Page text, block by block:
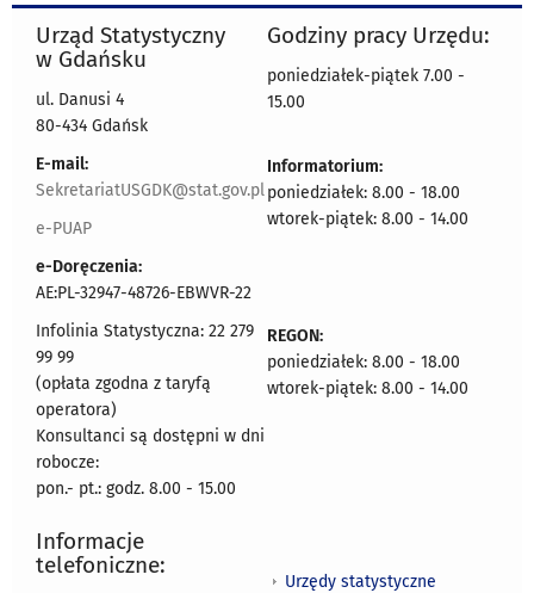
Urząd Statystyczny
w Gdańsku
ul. Danusi 4
80-434 Gdańsk
E-mail:
SekretariatUSGDK@stat.gov.pl
e-PUAP
e-Doręczenia:
AE:PL-32947-48726-EBWVR-22
Infolinia Statystyczna: 22 279
99 99
(opłata zgodna z taryfą
operatora)
Konsultanci są dostępni w dni
robocze:
pon.- pt.: godz. 8.00 - 15.00
Godziny pracy Urzędu:
poniedziałek-piątek 7.00 -
15.00
Informatorium:
poniedziałek: 8.00 - 18.00
wtorek-piątek: 8.00 - 14.00
REGON:
poniedziałek: 8.00 - 18.00
wtorek-piątek: 8.00 - 14.00
Informacje
telefoniczne:
Urzędy statystyczne